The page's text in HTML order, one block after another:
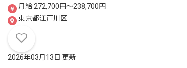
月給 272,700円〜238,700円
東京都江戸川区
2026年03月13日 更新